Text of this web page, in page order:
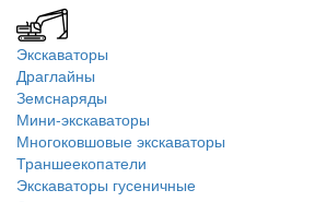
Экскаваторы
Драглайны
Земснаряды
Мини-экскаваторы
Многоковшовые экскаваторы
Траншеекопатели
Экскаваторы гусеничные